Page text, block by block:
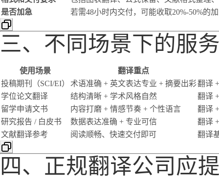
是否加急
若需48小时内交付，可能收取20%-50%的
三、不同场景下的服
使用场景
翻译重点
投稿期刊（SCI/EI）
术语准确 + 英文表达专业 + 摘要出彩翻译
学位论文翻译
结构清晰 + 学术风格自然
翻译
留学申请文书
内容打磨 + 情感节奏 + 个性语言
翻译
研究报告 / 白皮书
数据表达准确 + 专业可信
翻译
文献翻译参考
阅读顺畅、快速交付即可 翻译
四、正规翻译公司应